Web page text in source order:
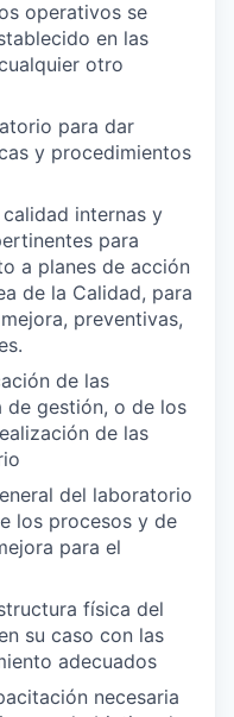
operativos se
en las
otro
para dar
y procedimientos
internas y
para
a planes de acción
de la Calidad, para
preventivas,
de las
de gestión, o de los
de las
del laboratorio
los procesos y de
para el
física del
su caso con las
adecuados
necesaria